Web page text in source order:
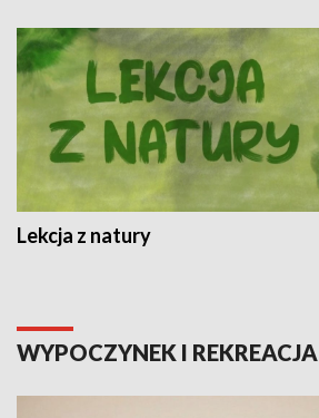
Lekcja z natury
WYPOCZYNEK I REKREACJA